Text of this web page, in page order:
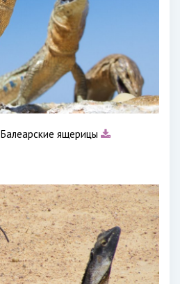
ящерицы